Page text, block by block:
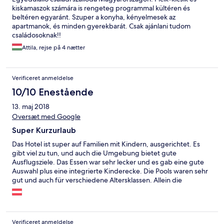
kiskamaszok számára is rengeteg programmal kültéren és
beltéren egyaránt. Szuper a konyha, kényelmesek az
apartmanok, és minden gyerekbarát. Csak ajánlani tudom
családosoknak!!
Attila, rejse på 4 nætter
Verificeret anmeldelse
10/10 Enestående
13. maj 2018
Oversæt med Google
Super Kurzurlaub
Das Hotel ist super auf Familien mit Kindern, ausgerichtet. Es
gibt viel zu tun, und auch die Umgebung bietet gute
Ausflugsziele. Das Essen war sehr lecker und es gab eine gute
Auswahl plus eine integrierte Kinderecke. Die Pools waren sehr
gut und auch für verschiedene Altersklassen. Allein die
Kirchenglocken um 21/22 Uhr waren etwas störend. Wir
kommen auf jeden Fall wider. Es war bisher das beste
Verificeret anmeldelse